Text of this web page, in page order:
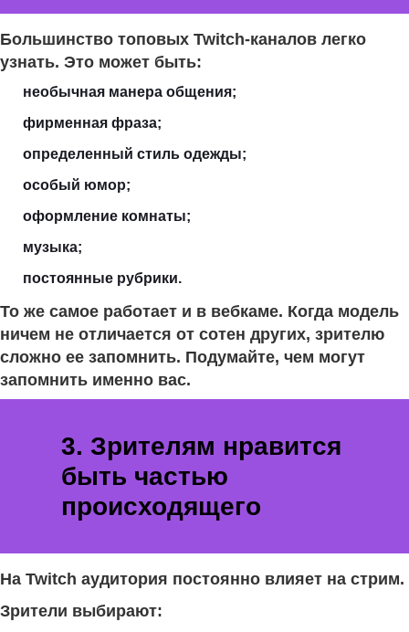
Большинство топовых Twitch-каналов легко
узнать. Это может быть:
необычная манера общения;
фирменная фраза;
определенный стиль одежды;
особый юмор;
оформление комнаты;
музыка;
постоянные рубрики.
То же самое работает и в вебкаме. Когда модель
ничем не отличается от сотен других, зрителю
сложно ее запомнить. Подумайте, чем могут
запомнить именно вас.
3. Зрителям нравится
быть частью
происходящего
На Twitch аудитория постоянно влияет на стрим.
Зрители выбирают: